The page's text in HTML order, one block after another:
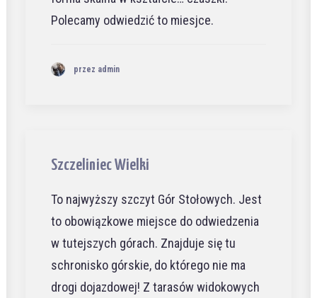
Polecamy odwiedzić to miesjce.
przez admin
Szczeliniec Wielki
To najwyższy szczyt Gór Stołowych. Jest
to obowiązkowe miejsce do odwiedzenia
w tutejszych górach. Znajduje się tu
schronisko górskie, do którego nie ma
drogi dojazdowej! Z tarasów widokowych